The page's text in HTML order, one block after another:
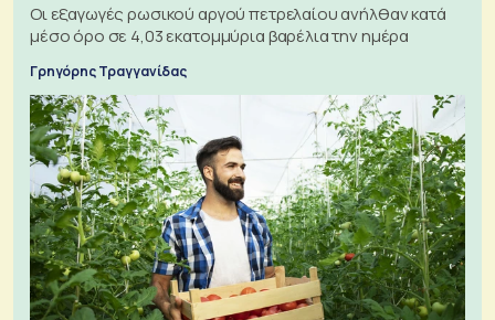
Οι εξαγωγές ρωσικού αργού πετρελαίου ανήλθαν κατά
μέσο όρο σε 4,03 εκατομμύρια βαρέλια την ημέρα
Γρηγόρης Τραγγανίδας